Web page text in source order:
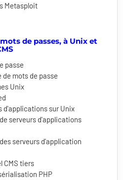
Metasploit
de passes, à Unix et
passe
mots de passe
Unix
d'applications sur Unix
serveurs d'applications
serveurs d'application
CMS tiers
PHP